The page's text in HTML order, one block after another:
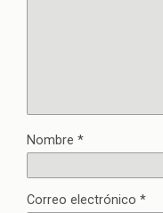
Nombre *
Correo electrónico *